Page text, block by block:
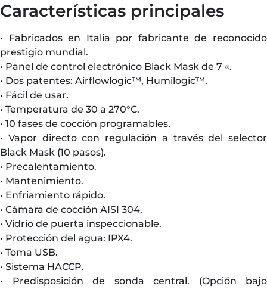
Características principales
• Fabricados en Italia por fabricante de reconocido
prestigio mundial.
• Panel de control electrónico Black Mask de 7 «.
• Dos patentes: Airflowlogic™, Humilogic™.
• Fácil de usar.
• Temperatura de 30 a 270°C.
• 10 fases de cocción programables.
• Vapor directo con regulación a través del selector
Black Mask (10 pasos).
• Precalentamiento.
• Mantenimiento.
• Enfriamiento rápido.
• Cámara de cocción AISI 304.
• Vidrio de puerta inspeccionable.
• Protección del agua: IPX4.
• Toma USB.
• Sistema HACCP.
• Predisposición de sonda central. (Opción bajo